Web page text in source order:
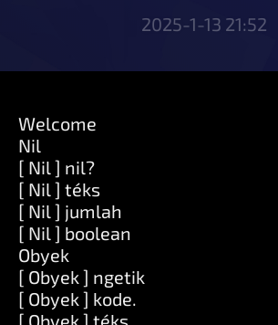
2025-1-13 21:52
Welcome
Nil
[ Nil ] nil?
[ Nil ] téks
[ Nil ] jumlah
[ Nil ] boolean
Obyek
[ Obyek ] ngetik
[ Obyek ] kode.
[ Obyek ] téks